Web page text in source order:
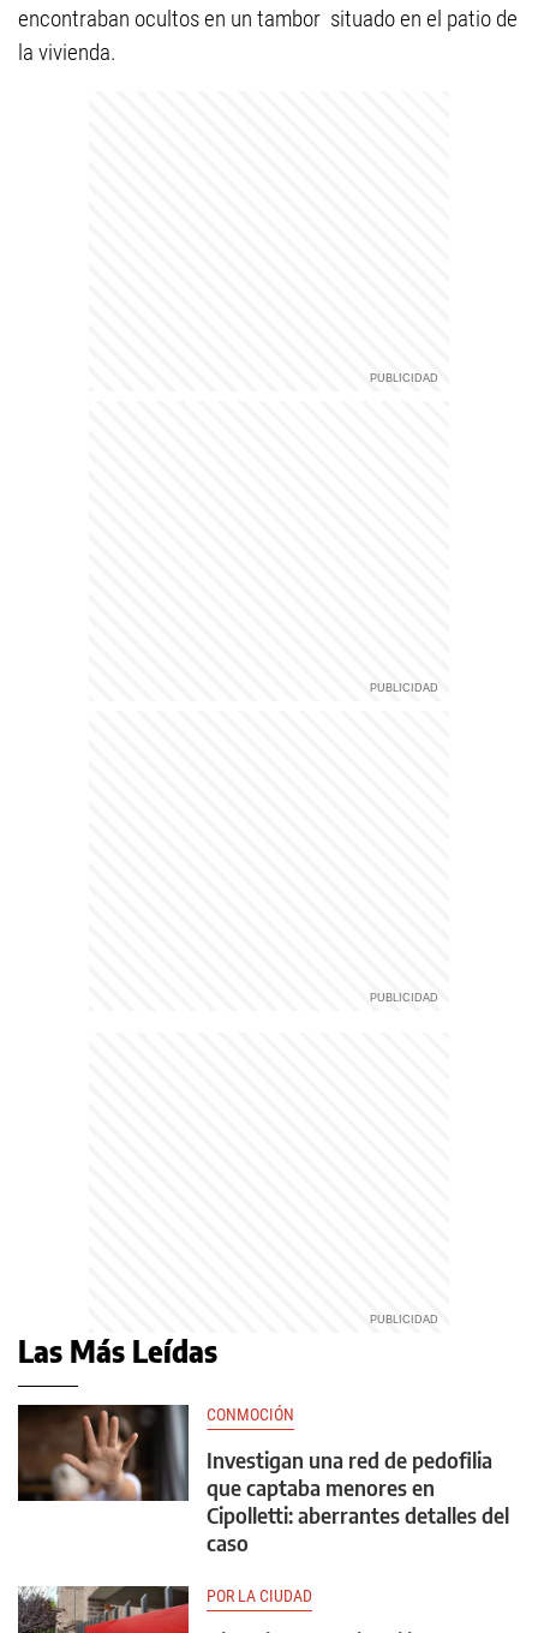
encontraban ocultos en un tambor situado en el patio de
la vivienda.
Las Más Leídas
CONMOCIÓN
Investigan una red de pedofilia
que captaba menores en
Cipolletti: aberrantes detalles del
caso
POR LA CIUDAD